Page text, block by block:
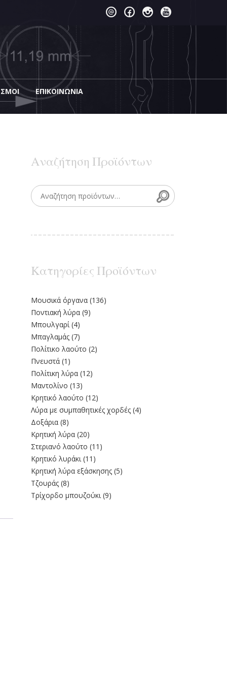
EΠΙΚΟΙΝΩΝΊΑ
Αναζήτηση Προϊόντων
Search for: Search
Κατηγορίες Προϊόντων
Moυσικά όργανα (136)
Ποντιακή λύρα (9)
Μπουλγαρί (4)
Μπαγλαμάς (7)
Πολίτικο λαούτο (2)
Πνευστά (1)
Πολίτικη λύρα (12)
Μαντολίνο (13)
Κρητικό λαούτο (12)
Λύρα με συμπαθητικές χορδές (4)
Δοξάρια (8)
Κρητική λύρα (20)
Στεριανό λαούτο (11)
Kρητικό λυράκι (11)
Κρητική λύρα εξάσκησης (5)
Τζουράς (8)
Τρίχορδο μπουζούκι (9)